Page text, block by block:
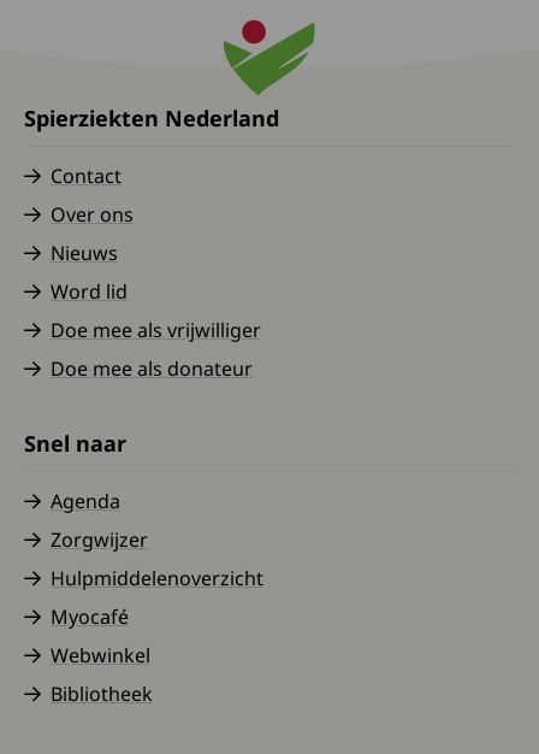
Spierziekten Nederland
Contact
Over ons
Nieuws
Word lid
Doe mee als vrijwilliger
Doe mee als donateur
Snel naar
Agenda
Zorgwijzer
Hulpmiddelenoverzicht
Myocafé
Webwinkel
Bibliotheek